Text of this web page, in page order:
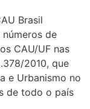
Brasil
de
CAU/UF nas
2010, que
e Urbanismo no
de todo o país